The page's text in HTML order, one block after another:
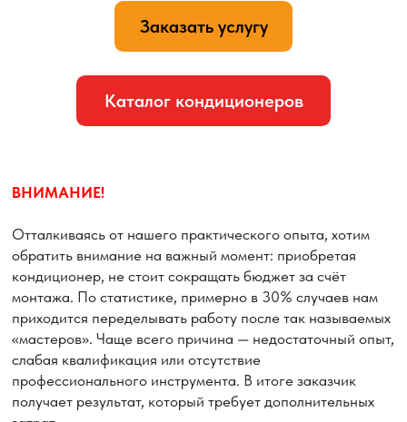
Убедительно просим вас: освобождать место